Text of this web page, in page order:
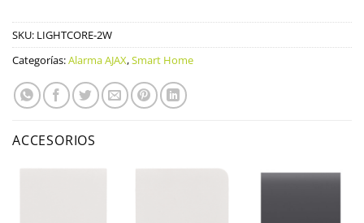
SKU: LIGHTCORE-2W
Categorías:Alarma AJAX,Smart Home
ACCESORIOS